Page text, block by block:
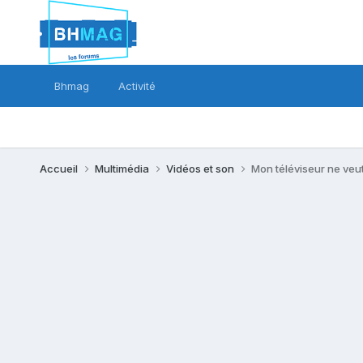
Bhmag Activité
Accueil Multimédia Vidéos et son Mon téléviseur ne